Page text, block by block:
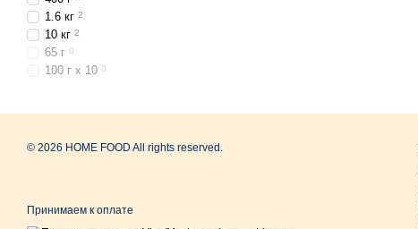
1.6 кг 2
10 кг 2
65 г 0
100 г х 10 0
© 2026 HOME FOOD All rights reserved.
Принимаем к оплате